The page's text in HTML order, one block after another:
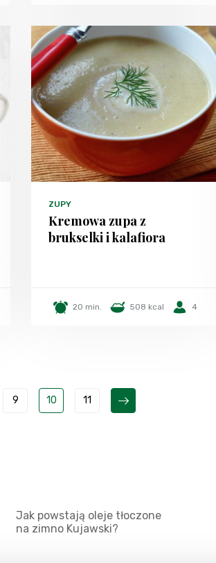
ZUPY
Kremowa zupa z
brukselki i kalafiora
20 min. 508 kcal 4
9 10 11
Jak powstają oleje tłoczone
na zimno Kujawski?